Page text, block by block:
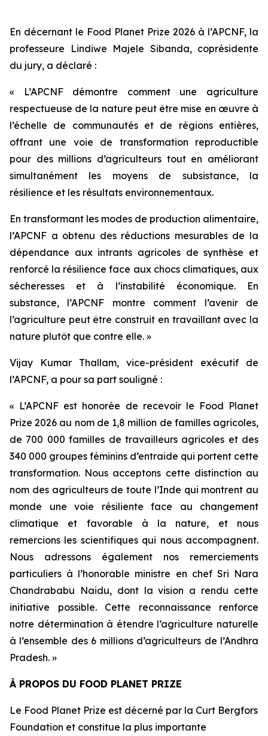
En décernant le Food Planet Prize 2026 à l’APCNF, la
professeure Lindiwe Majele Sibanda, coprésidente
du jury, a déclaré :
« L’APCNF démontre comment une agriculture
respectueuse de la nature peut être mise en œuvre à
l’échelle de communautés et de régions entières,
offrant une voie de transformation reproductible
pour des millions d’agriculteurs tout en améliorant
simultanément les moyens de subsistance, la
résilience et les résultats environnementaux.
En transformant les modes de production alimentaire,
l’APCNF a obtenu des réductions mesurables de la
dépendance aux intrants agricoles de synthèse et
renforcé la résilience face aux chocs climatiques, aux
sécheresses et à l’instabilité économique. En
substance, l’APCNF montre comment l’avenir de
l’agriculture peut être construit en travaillant avec la
nature plutôt que contre elle. »
Vijay Kumar Thallam, vice-président exécutif de
l’APCNF, a pour sa part souligné :
« L’APCNF est honorée de recevoir le Food Planet
Prize 2026 au nom de 1,8 million de familles agricoles,
de 700 000 familles de travailleurs agricoles et des
340 000 groupes féminins d’entraide qui portent cette
transformation. Nous acceptons cette distinction au
nom des agriculteurs de toute l’Inde qui montrent au
monde une voie résiliente face au changement
climatique et favorable à la nature, et nous
remercions les scientifiques qui nous accompagnent.
Nous adressons également nos remerciements
particuliers à l’honorable ministre en chef Sri Nara
Chandrababu Naidu, dont la vision a rendu cette
initiative possible. Cette reconnaissance renforce
notre détermination à étendre l’agriculture naturelle
à l’ensemble des 6 millions d’agriculteurs de l’Andhra
Pradesh. »
À PROPOS DU FOOD PLANET PRIZE
Le Food Planet Prize est décerné par la Curt Bergfors
Foundation et constitue la plus importante